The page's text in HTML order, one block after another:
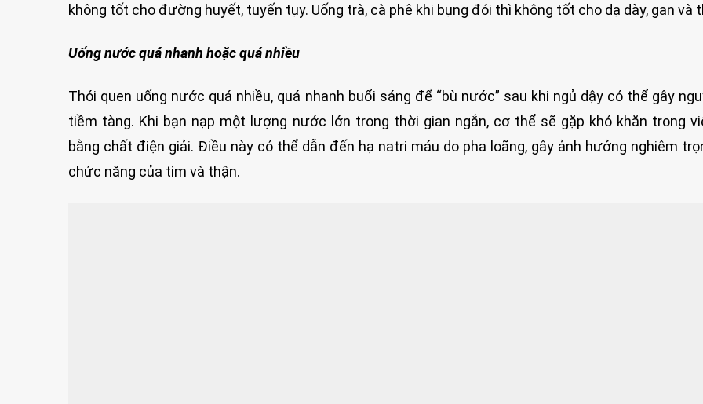
không tốt cho đường huyết, tuyến tụy. Uống trà, cà phê khi bụng đói thì không tốt cho dạ dày, gan và
Uống nước quá nhanh hoặc quá nhiều
Thói quen uống nước quá nhiều, quá nhanh buổi sáng để “bù nước” sau khi ngủ dậy có thể gây
tiềm tàng. Khi bạn nạp một lượng nước lớn trong thời gian ngắn, cơ thể sẽ gặp khó khăn trong
bằng chất điện giải. Điều này có thể dẫn đến hạ natri máu do pha loãng, gây ảnh hưởng nghiêm
chức năng của tim và thận.